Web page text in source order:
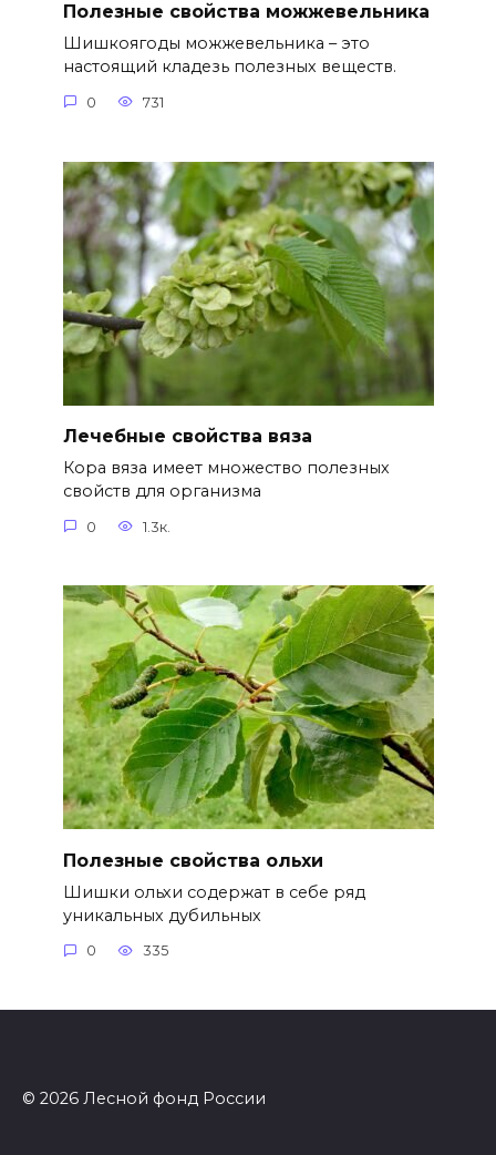
Полезные свойства можжевельника
Шишкоягоды можжевельника – это
настоящий кладезь полезных веществ.
0 731
Лечебные свойства вяза
Кора вяза имеет множество полезных
свойств для организма
0 1.3к.
Полезные свойства ольхи
Шишки ольхи содержат в себе ряд
уникальных дубильных
0 335
© 2026 Лесной фонд России